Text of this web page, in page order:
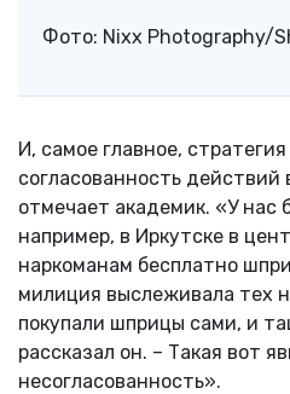
Фото: Nixx Photography/
И, самое главное,
согласованность действий
отмечает академик. «У нас
например, в Иркутске в
наркоманам бесплатно
милиция выслеживала тех
покупали шприцы сами, и
рассказал он. – Такая вот
несогласованность».